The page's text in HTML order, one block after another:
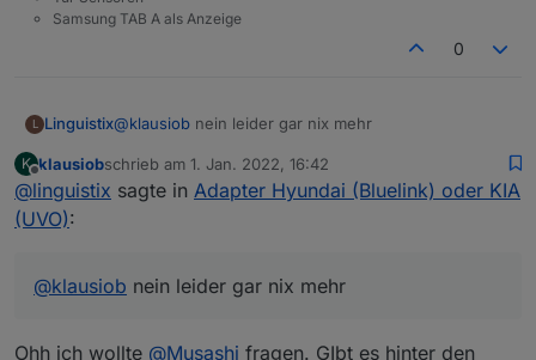
Samsung TAB A als Anzeige
0
L Linguistix@klausiob nein leider gar nix mehr
K
Offline
klausiobschrieb am 1. Jan. 2022, 16:42
zuletzt editiert von
@linguistix sagte in Adapter Hyundai (Bluelink) oder KIA
(UVO):
@klausiob nein leider gar nix mehr
Ohh ich wollte @Musashi fragen. GIbt es hinter den